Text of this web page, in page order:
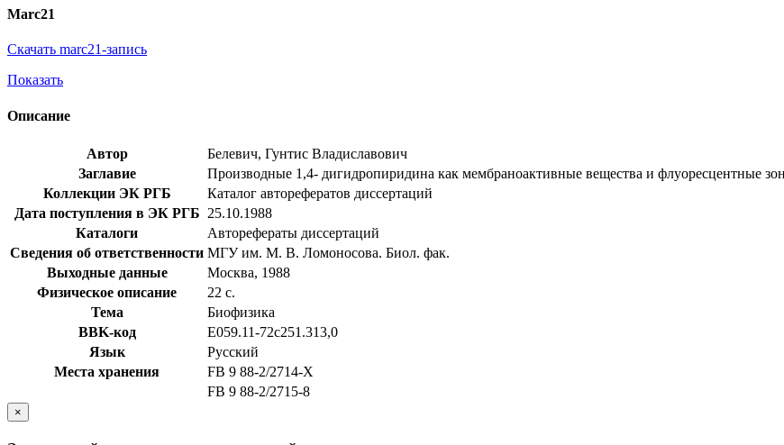
Marc21
Скачать marc21-запись
Показать
Описание
Автор
Белевич, Гунтис Владиславович
Заглавие
Производные 1,4- дигидропиридина как мембраноактивные вещества и флуоресцентные
Коллекции ЭК РГБ
Каталог авторефератов диссертаций
Дата поступления в ЭК РГБ 25.10.1988
Каталоги
Авторефераты диссертаций
Сведения об ответственности МГУ им. М. В. Ломоносова. Биол. фак.
Выходные данные
Москва, 1988
Физическое описание
22 с.
Тема
Биофизика
BBK-код
Е059.11-72с251.313,0
Язык
Русский
Места хранения
FB 9 88-2/2714-Х
FB 9 88-2/2715-8
×